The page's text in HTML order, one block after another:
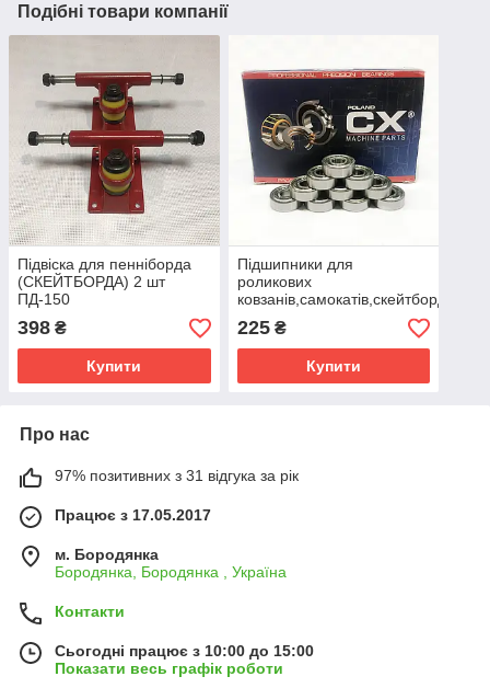
Подібні товари компанії
Підвіска для пенніборда
(СКЕЙТБОРДА) 2 шт
ПД-150
398 ₴
Купити
Підшипники для
роликових
ковзанів,самокатів,скейтбордів
10шт.CX POLAND (608 -
ZZ)
225₴
Купити
Про нас
97% позитивних з 31 відгука за рік
Працює з 17.05.2017
м. Бородянка
Бородянка, Бородянка , Україна
Контакти
Сьогодні працює з 10:00 до 15:00
Показати весь графік роботи